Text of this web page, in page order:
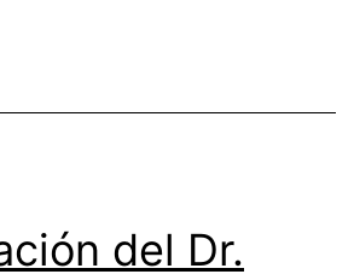
del Dr.